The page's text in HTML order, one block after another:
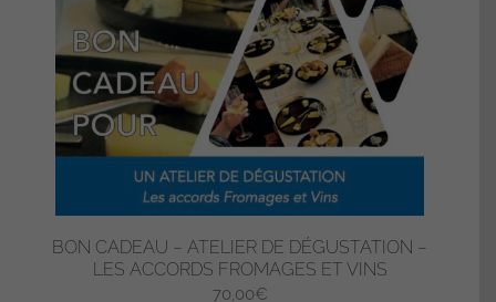
BON CADEAU – ATELIER DE DÉGUSTATION –
LES ACCORDS FROMAGES ET VINS
70,00€